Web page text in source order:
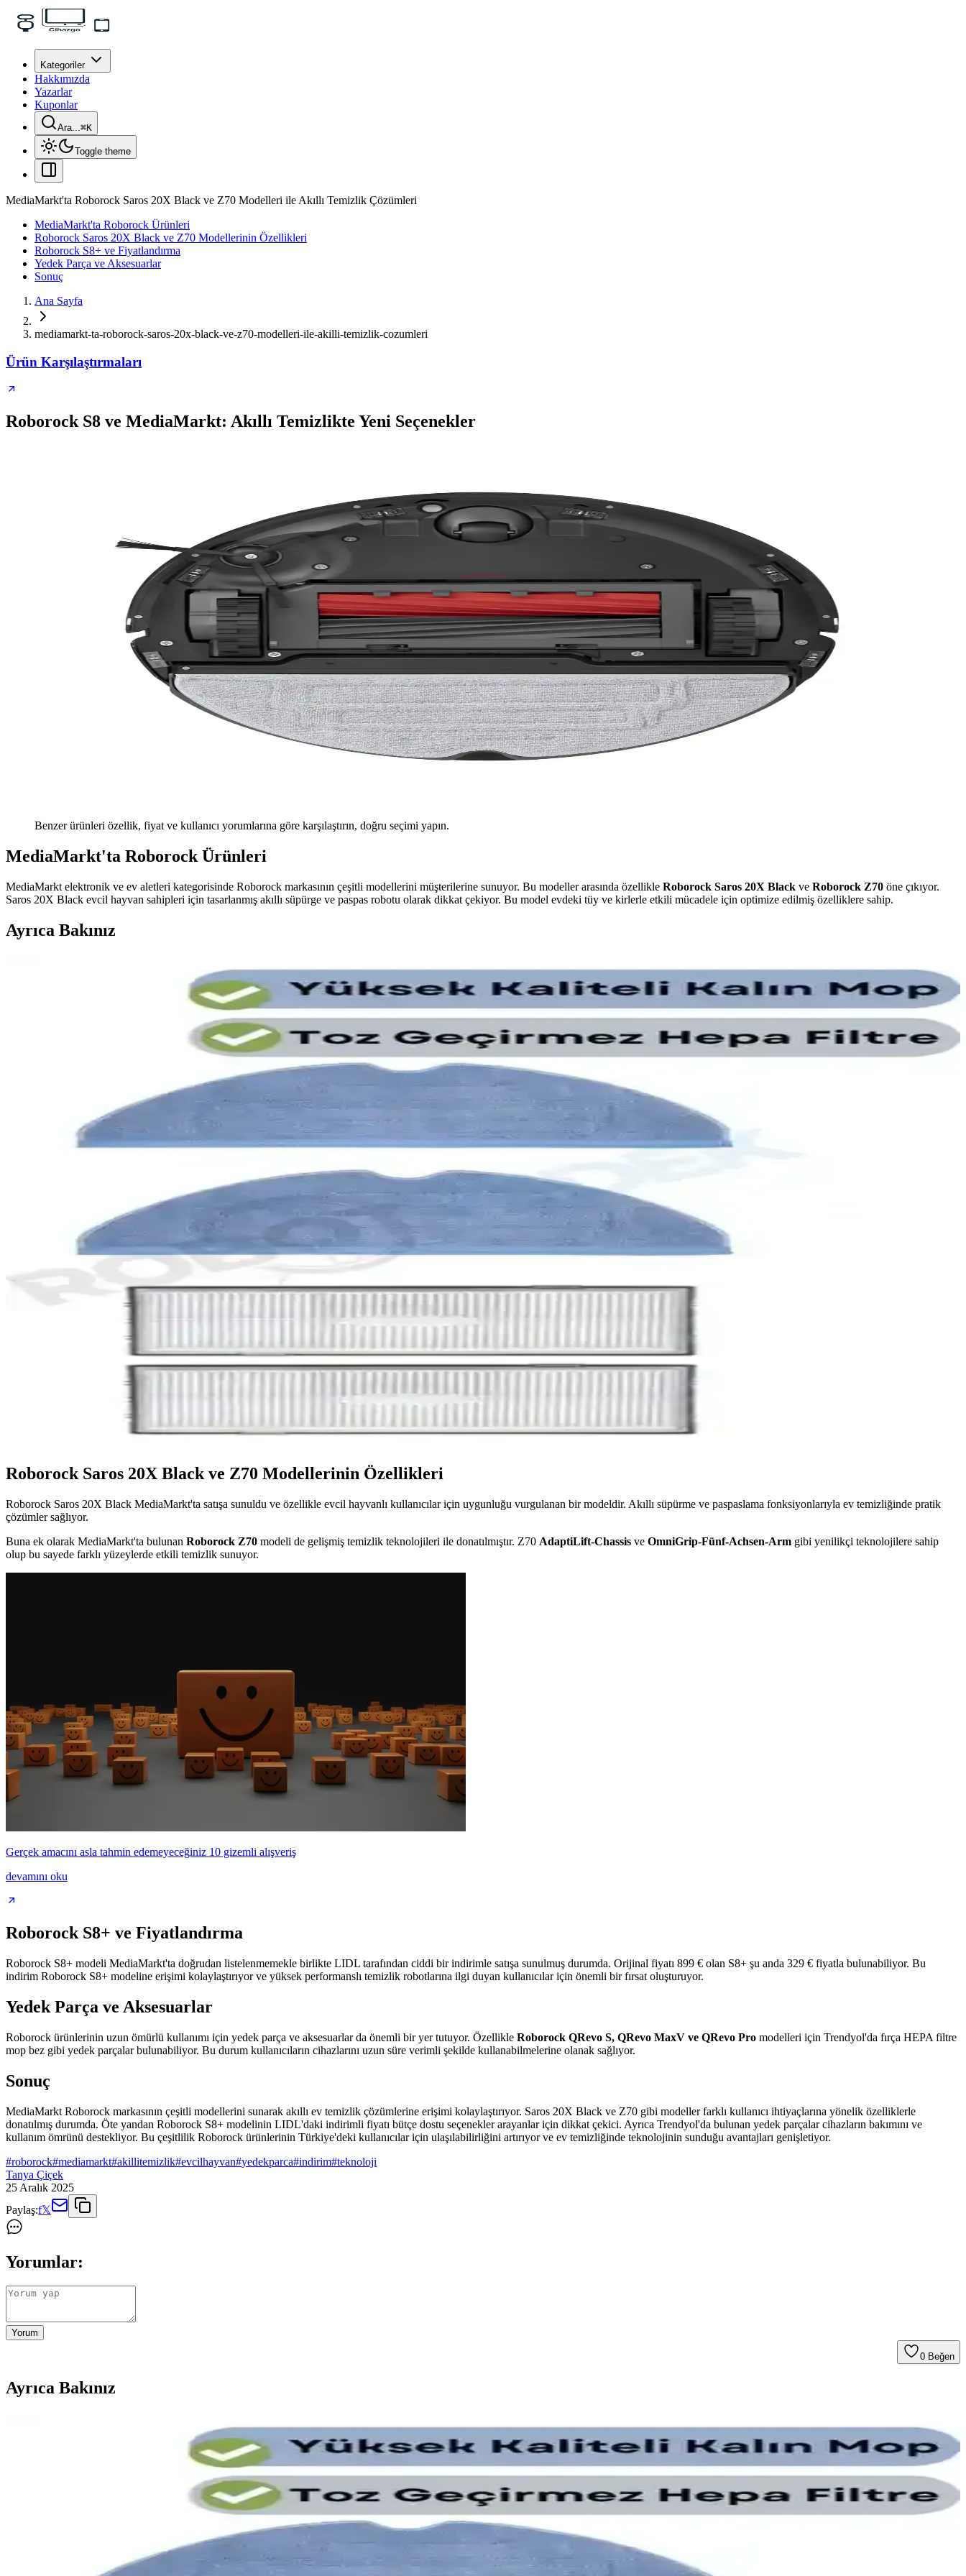
Kategoriler
Hakkımızda
Yazarlar
Kuponlar
Ara...⌘K
Toggle theme
MediaMarkt'ta Roborock Saros 20X Black ve Z70 Modelleri ile Akıllı Temizlik Çözümleri
MediaMarkt'ta Roborock Ürünleri
Roborock Saros 20X Black ve Z70 Modellerinin Özellikleri
Roborock S8+ ve Fiyatlandırma
Yedek Parça ve Aksesuarlar
Sonuç
Ana Sayfa
mediamarkt-ta-roborock-saros-20x-black-ve-z70-modelleri-ile-akilli-temizlik-cozumleri
Ürün Karşılaştırmaları
Roborock S8 ve MediaMarkt: Akıllı Temizlikte Yeni Seçenekler
Benzer ürünleri özellik, fiyat ve kullanıcı yorumlarına göre karşılaştırın, doğru seçimi yapın.
MediaMarkt'ta Roborock Ürünleri
MediaMarkt elektronik ve ev aletleri kategorisinde Roborock markasının çeşitli modellerini müşterilerine sunuyor. Bu modeller arasında özellikle Roborock Saros 20X Black ve Roborock Z70 öne çıkıyor.
Saros 20X Black evcil hayvan sahipleri için tasarlanmış akıllı süpürge ve paspas robotu olarak dikkat çekiyor. Bu model evdeki tüy ve kirlerle etkili mücadele için optimize edilmiş özelliklere sahip.
Ayrıca Bakınız
Roborock ve Alternatif Robot Süpürge Modelleri: Best Buy'da Güncel Seçenekler ve Tavsiyeler
Best Buy'da satılan Roborock ve diğer robot süpürge modelleri, fiyat, performans ve garanti avantajlarıyla değerlendiriliyor. Kullanıcı deneyimleri ve yeni model lansmanları seçimde belirleyici oluyor.
Roborock Seri Numarası Nerede Yazılır ve Cihaz Güvenliği İçin Neden Önemlidir?
Roborock seri numarası cihazın altında veya batarya bölgesinde bulunur. Bu numara, garanti ve teknik destek işlemlerinde önemli olup, cihazın orijinalliğini ve üretim bilgilerini gösterir.
Roborock Halı Tanıma Teknolojisi ve Robot Süpürgelerde Temizlik Performansı Değerlendirmesi
Roborock'un halı tanıma teknolojisi hakkında somut veri olmamakla birlikte, bu teknoloji robot süpürgelerde yüzey algılayarak temizlik ve enerji verimliliğini artırabilir. Detaylar yazıda.
Roborock S6 Maxv ve Benzeri Modeller İçin 6 Parçalık Filtre ve Fırça Yedek Parça Seti
Bu açıklama Roborock S6 Maxv ve benzeri modellere uyumlu 6 parçalı filtre ve fırça setinin performans, dayanıklılık ve çevre dostu özelliklerini değerlendirir; kullanıcı geri bildirimleriyle uyum, gürültü ve
Xiaomi Roborock S5 Max Uyumlu 2'li HEPA Filtre Seti Detaylı İnceleme ve Kullanım Rehberi
Xiaomi Roborock S5 Max uyumlu 2'li HEPA filtre seti, yüksek filtrasyon kapasitesi ve kolay temizlenebilir yapısıyla temizlik performansını artırır, hava kalitesini iyileştirir.
Roborock S7/S7 Max, T7 ve T7S için Uyumlu 5 Parça Yedek Seti – Özellikler ve Bakım Analizi
Bu 5 parçalık uyumlu set, Roborock S7, S7 Max, T7 ve T7S modelleri için temel parçaları tek pakette sunar. Kolay montaj ve dayanıklı malzeme ile bakım sürecini hızlandırır; fırça kalitesi olumlu, bazı parçalar
için uyum farklılıkları bildirilir.
Roborock S6 Max V İçin Fiber Paspas Bezi: Özellikler, Uyum ve Performans İncelemesi
Roborock S6 Max V için uyumlu fiber paspas bezi, geniş yüzey temizliği için tasarlanmış bir yedek parçadır. Orijinal değildir; ancak robotun mop fonksiyonunu geniş alanlarda kullanmanıza olanak tanır.
Düzenli bakım ve doğru montajla etkili sonuç sağlar.
Roborock S8 ve S8+ Uyumlu Yedek Parça Seti Temizlikte Güvenilirlik ve Verimlilik Sağlar
Roborock S8 ve S8+ uyumlu yedek parça seti, yüksek kaliteli HEPA filtre ve mop bezleri ile temizlikte güvenilirlik sağlar, hava kalitesini artırır ve cihaz performansını optimize eder.
Roborock Saros 20X Black ve Z70 Modellerinin Özellikleri
Roborock Saros 20X Black MediaMarkt'ta satışa sunuldu ve özellikle evcil hayvanlı kullanıcılar için uygunluğu vurgulanan bir modeldir. Akıllı süpürme ve paspaslama fonksiyonlarıyla ev temizliğinde pratik
çözümler sağlıyor.
Buna ek olarak MediaMarkt'ta bulunan Roborock Z70 modeli de gelişmiş temizlik teknolojileri ile donatılmıştır. Z70 AdaptiLift-Chassis ve OmniGrip-Fünf-Achsen-Arm gibi yenilikçi teknolojilere sahip
olup bu sayede farklı yüzeylerde etkili temizlik sunuyor.
Gerçek amacını asla tahmin edemeyeceğiniz 10 gizemli alışveriş
devamını oku
Roborock S8+ ve Fiyatlandırma
Roborock S8+ modeli MediaMarkt'ta doğrudan listelenmemekle birlikte LIDL tarafından ciddi bir indirimle satışa sunulmuş durumda. Orijinal fiyatı 899 € olan S8+ şu anda 329 € fiyatla bulunabiliyor. Bu
indirim Roborock S8+ modeline erişimi kolaylaştırıyor ve yüksek performanslı temizlik robotlarına ilgi duyan kullanıcılar için önemli bir fırsat oluşturuyor.
Yedek Parça ve Aksesuarlar
Roborock ürünlerinin uzun ömürlü kullanımı için yedek parça ve aksesuarlar da önemli bir yer tutuyor. Özellikle Roborock QRevo S, QRevo MaxV ve QRevo Pro modelleri için Trendyol'da fırça HEPA filtre
mop bez gibi yedek parçalar bulunabiliyor. Bu durum kullanıcıların cihazlarını uzun süre verimli şekilde kullanabilmelerine olanak sağlıyor.
Sonuç
MediaMarkt Roborock markasının çeşitli modellerini sunarak akıllı ev temizlik çözümlerine erişimi kolaylaştırıyor. Saros 20X Black ve Z70 gibi modeller farklı kullanıcı ihtiyaçlarına yönelik özelliklerle
donatılmış durumda. Öte yandan Roborock S8+ modelinin LIDL'daki indirimli fiyatı bütçe dostu seçenekler arayanlar için dikkat çekici. Ayrıca Trendyol'da bulunan yedek parçalar cihazların bakımını ve
kullanım ömrünü destekliyor. Bu çeşitlilik Roborock ürünlerinin Türkiye'deki kullanıcılar için ulaşılabilirliğini artırıyor ve ev temizliğinde teknolojinin sunduğu avantajları genişletiyor.
#roborock#mediamarkt#akillitemizlik#evcilhayvan#yedekparca#indirim#teknoloji
Tanya Çiçek
25 Aralık 2025
Paylaş:f𝕏
Yorumlar:
Yorum
0 Beğen
Ayrıca Bakınız
Roborock ve Alternatif Robot Süpürge Modelleri: Best Buy'da Güncel Seçenekler ve Tavsiyeler
Best Buy'da satılan Roborock ve diğer robot süpürge modelleri, fiyat, performans ve garanti avantajlarıyla değerlendiriliyor. Kullanıcı deneyimleri ve yeni model lansmanları seçimde belirleyici oluyor.
Roborock Seri Numarası Nerede Yazılır ve Cihaz Güvenliği İçin Neden Önemlidir?
Roborock seri numarası cihazın altında veya batarya bölgesinde bulunur. Bu numara, garanti ve teknik destek işlemlerinde önemli olup, cihazın orijinalliğini ve üretim bilgilerini gösterir.
Roborock Halı Tanıma Teknolojisi ve Robot Süpürgelerde Temizlik Performansı Değerlendirmesi
Roborock'un halı tanıma teknolojisi hakkında somut veri olmamakla birlikte, bu teknoloji robot süpürgelerde yüzey algılayarak temizlik ve enerji verimliliğini artırabilir. Detaylar yazıda.